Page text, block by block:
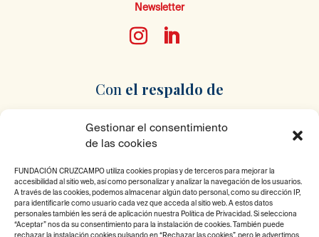
Gestionar el consentimiento
de las cookies
FUNDACIÓN CRUZCAMPO utiliza cookies propias y de terceros para mejorar la
accesibilidad al sitio web, así como personalizar y analizar la navegación de los usuarios.
A través de las cookies, podemos almacenar algún dato personal, como su dirección IP,
para identificarle como usuario cada vez que acceda al sitio web. A estos datos
personales también les será de aplicación nuestra Política de Privacidad. Si selecciona
“Aceptar” nos da su consentimiento para la instalación de cookies. También puede
rechazar la instalación cookies pulsando en “Rechazar las cookies”, pero le advertimos
Newsletter
Con el respaldo de
Pertenecemosa